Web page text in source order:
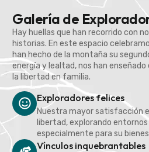
Galería de
Hay huellas que han recorrido con
historias. En este espacio
han hecho de la montaña su
energía y lealtad, nos han
la libertad en familia.
Exploradores felices
Nuestra mayor satisfacción
libertad, explorando
especialmente para su
Vínculos inquebrantables